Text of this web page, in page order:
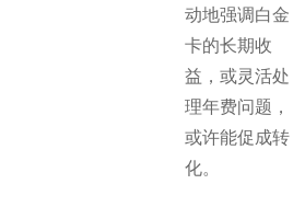
动地强调白金
卡的长期收
益，或灵活处
理年费问题，
或许能促成转
化。